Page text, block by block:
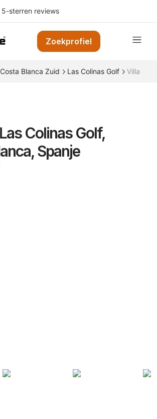
5-sterren reviews
Zoekprofiel
Costa Blanca Zuid Las Colinas Golf Villa op
Colinas Golf,
Spanje